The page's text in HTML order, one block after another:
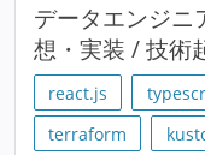
データエンジニ
想・実装 / 技術
react.js
terraform